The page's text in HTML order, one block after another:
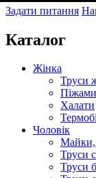
Задати питання
Каталог
Жінка
Труси
Халати
Чоловік
Майки,
Труси
Труси